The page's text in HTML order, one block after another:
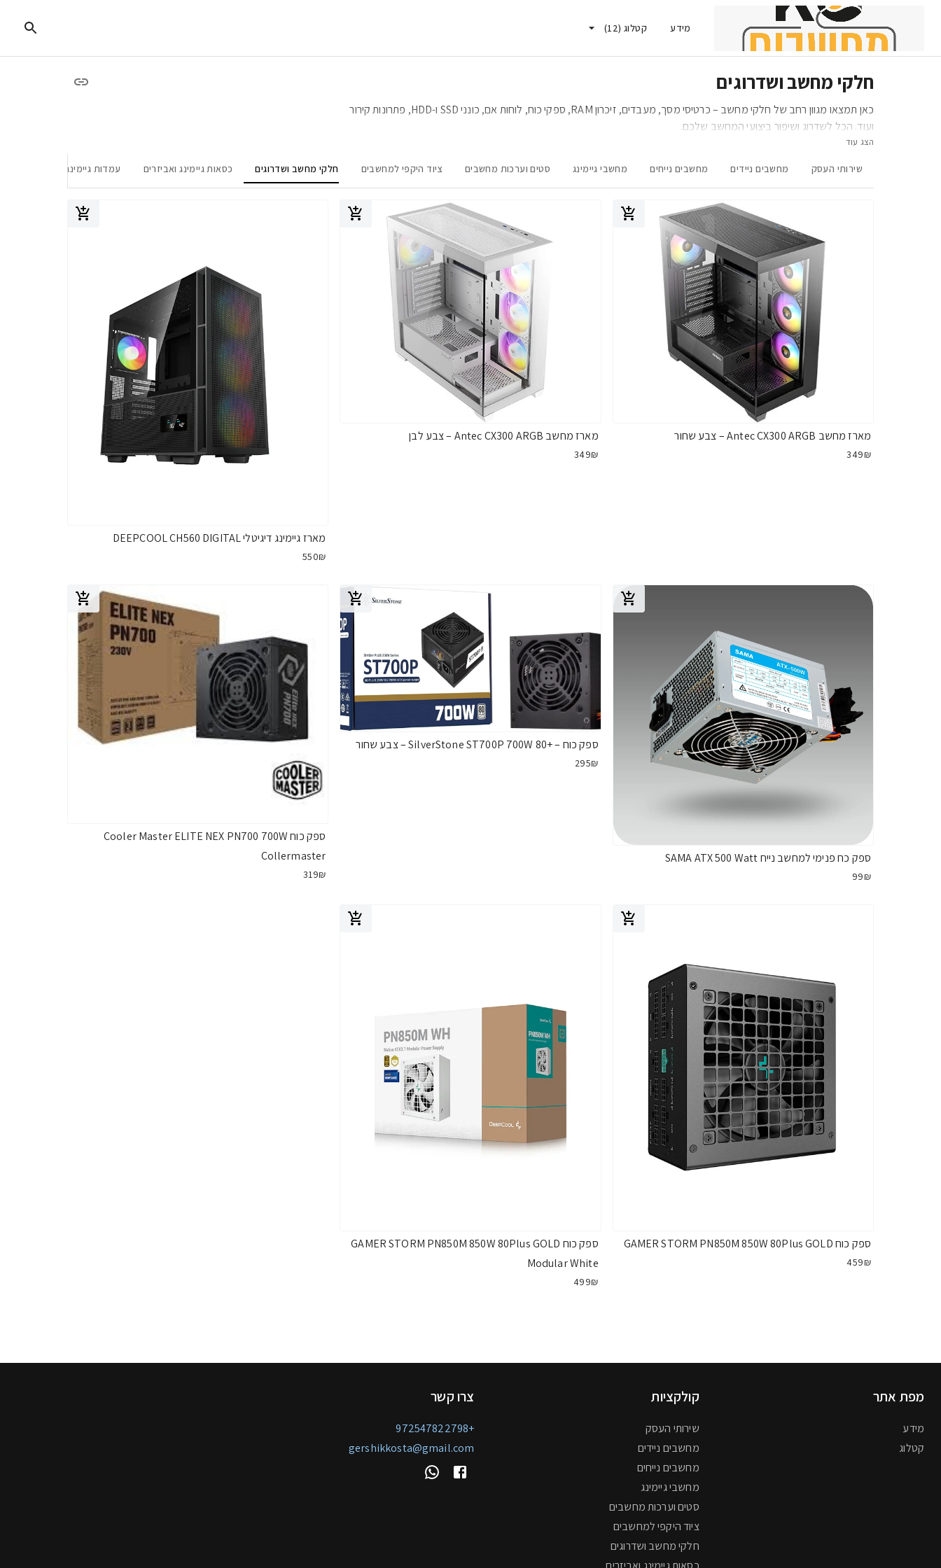
מידע קטלוג (
12
)
חלקי מחשב ושדרוגים
כאן תמצאו מגוון רחב של חלקי מחשב – כרטיסי מסך, מעבדים, זיכרון RAM, ספקי כוח, לוחות אם, כונני SSD ו-HDD, פתרונות קירור
ועוד. הכל לשדרוג ושיפור ביצועי המחשב שלכם.
הצג עוד
שירותי העסק מחשבים ניידים מחשבים נייחים מחשבי גיימינג סטים וערכות מחשבים ציוד היקפי למחשבים חלקי מחשב ושדרוגים כסאות גיימינג ואביזרים עמדות גיימינג \ שולחנות
מארז מחשב Antec CX300 ARGB – צבע שחור
349₪
מארז מחשב Antec CX300 ARGB – צבע לבן
349₪
מארז גיימינג דיגיטלי DEEPCOOL CH560 DIGITAL
550₪
ספק כח פנימי למחשב נייח SAMA ATX 500 Watt
99₪
ספק כוח – +SilverStone ST700P 700W 80 – צבע שחור
295₪
ספק כוח Cooler Master ELITE NEX PN700 700W
Collermaster
319₪
ספק כוח GAMER STORM PN850M 850W 80Plus GOLD
459₪
ספק כוח GAMER STORM PN850M 850W 80Plus GOLD
Modular White
499₪
מפת אתר
מידע
קטלוג
קולקציות
שירותי העסק
מחשבים ניידים
מחשבים נייחים
מחשבי גיימינג
סטים וערכות מחשבים
ציוד היקפי למחשבים
חלקי מחשב ושדרוגים
צרו קשר
+972547822798
gershikkosta@gmail.com